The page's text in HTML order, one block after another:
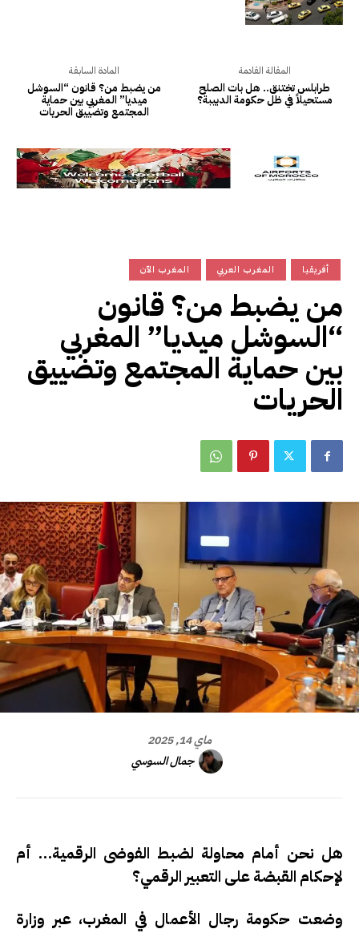
المادة السابقة
من يضبط من؟ قانون “السوشل
ميديا” المغربي بين حماية
المجتمع وتضييق الحريات
المقالة القادمة
طرابلس تختنق.. هل بات الصلح
مستحيلاً في ظل حكومة الدبيبة؟